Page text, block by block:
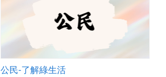
公民-了解綠生活